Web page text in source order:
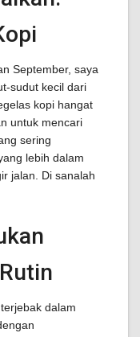
September, saya
sudut kecil dari
kopi hangat
untuk mencari
sering
lebih dalam
jalan. Di sanalah
dalam